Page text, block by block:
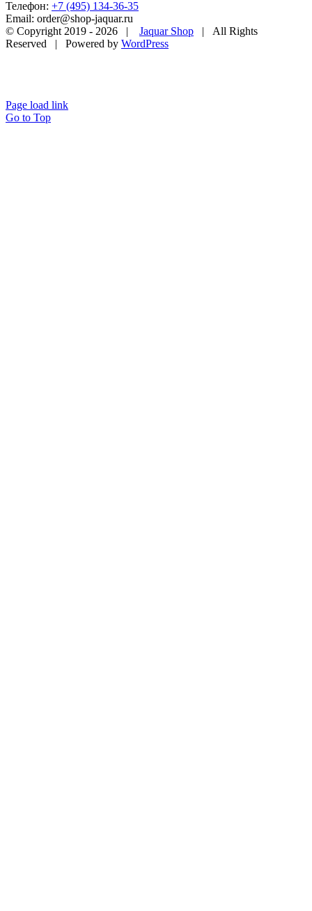
Телефон: +7 (495) 134-36-35
Email: order@shop-jaquar.ru
© Copyright 2019 - 2026 | Jaquar Shop | All Rights
Reserved | Powered by WordPress
Page load link
Go to Top